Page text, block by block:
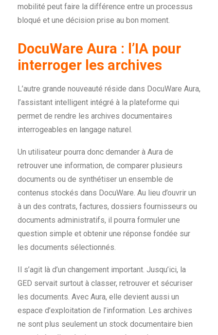
mobilité peut faire la différence entre un processus
bloqué et une décision prise au bon moment.
DocuWare Aura : l’IA pour
interroger les archives
L’autre grande nouveauté réside dans DocuWare Aura,
l’assistant intelligent intégré à la plateforme qui
permet de rendre les archives documentaires
interrogeables en langage naturel.
Un utilisateur pourra donc demander à Aura de
retrouver une information, de comparer plusieurs
documents ou de synthétiser un ensemble de
contenus stockés dans DocuWare. Au lieu d’ouvrir un
à un des contrats, factures, dossiers fournisseurs ou
documents administratifs, il pourra formuler une
question simple et obtenir une réponse fondée sur
les documents sélectionnés.
Il s’agit là d’un changement important. Jusqu’ici, la
GED servait surtout à classer, retrouver et sécuriser
les documents. Avec Aura, elle devient aussi un
espace d’exploitation de l’information. Les archives
ne sont plus seulement un stock documentaire bien